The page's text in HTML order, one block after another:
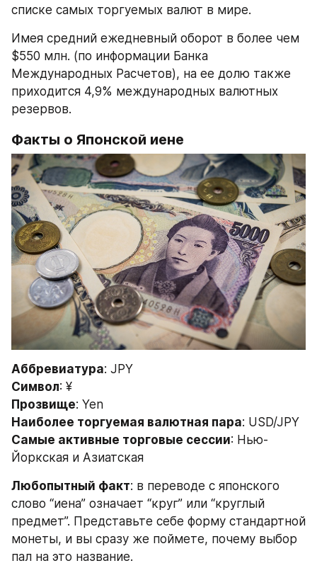
списке самых торгуемых валют в мире.
Имея средний ежедневный оборот в более чем
$550 млн. (по информации Банка
Международных Расчетов), на ее долю также
приходится 4,9% международных валютных
резервов.
Факты о Японской иене
Аббревиатура: JPY
Символ: ¥
Прозвище: Yen
Наиболее торгуемая валютная пара: USD/JPY
Самые активные торговые сессии: Нью-
Йоркская и Азиатская
Любопытный факт: в переводе с японского
слово “иена” означает “круг” или “круглый
предмет”. Представьте себе форму стандартной
монеты, и вы сразу же поймете, почему выбор
пал на это название.